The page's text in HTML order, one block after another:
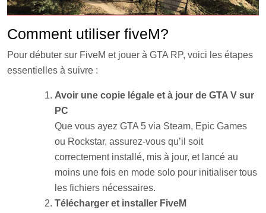
Comment utiliser fiveM?
Pour débuter sur FiveM et jouer à GTA RP, voici les étapes
essentielles à suivre :
Avoir une copie légale et à jour de GTA V sur
PC
Que vous ayez GTA 5 via Steam, Epic Games
ou Rockstar, assurez-vous qu’il soit
correctement installé, mis à jour, et lancé au
moins une fois en mode solo pour initialiser tous
les fichiers nécessaires.
Télécharger et installer FiveM